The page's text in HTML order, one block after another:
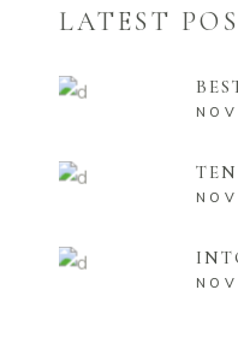
LATEST